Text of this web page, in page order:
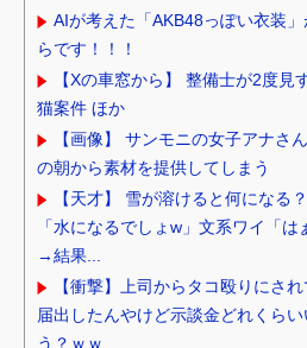
AIが考えた「AKB48っぽい衣装」
らです！！！
【Xの車窓から】 整備士が2度見
猫案件 ほか
【画像】 サンモニの女子アナさ
の朝から素材を提供してしまう
【天才】 雪が溶けると何になる
「水になるでしょw」文系ワイ「は
→結果...
【衝撃】上司からタコ殴りにさ
届出したんやけど示談金どれくらい
う？ｗｗ...